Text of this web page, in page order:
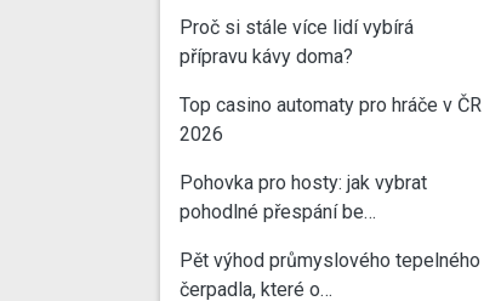
Proč si stále více lidí vybírá
přípravu kávy doma?
Top casino automaty pro hráče v ČR
2026
Pohovka pro hosty: jak vybrat
pohodlné přespání be…
Pět výhod průmyslového tepelného
čerpadla, které o…